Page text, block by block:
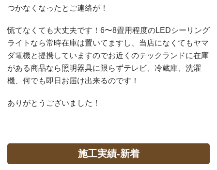
つかなくなったとご連絡が！
慌てなくても大丈夫です！6〜8畳用程度のLEDシーリング
ライトなら常時在庫は置いてますし、当店になくてもヤマ
ダ電機と提携していますのでお近くのテックランドに在庫
がある商品なら照明器具に限らずテレビ、冷蔵庫、洗濯
機、何でも即日お届け出来るのです！
ありがとうございました！
施工実績-新着